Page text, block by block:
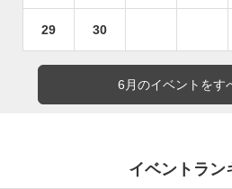
29 30
6月のイベントをす
イベントラン